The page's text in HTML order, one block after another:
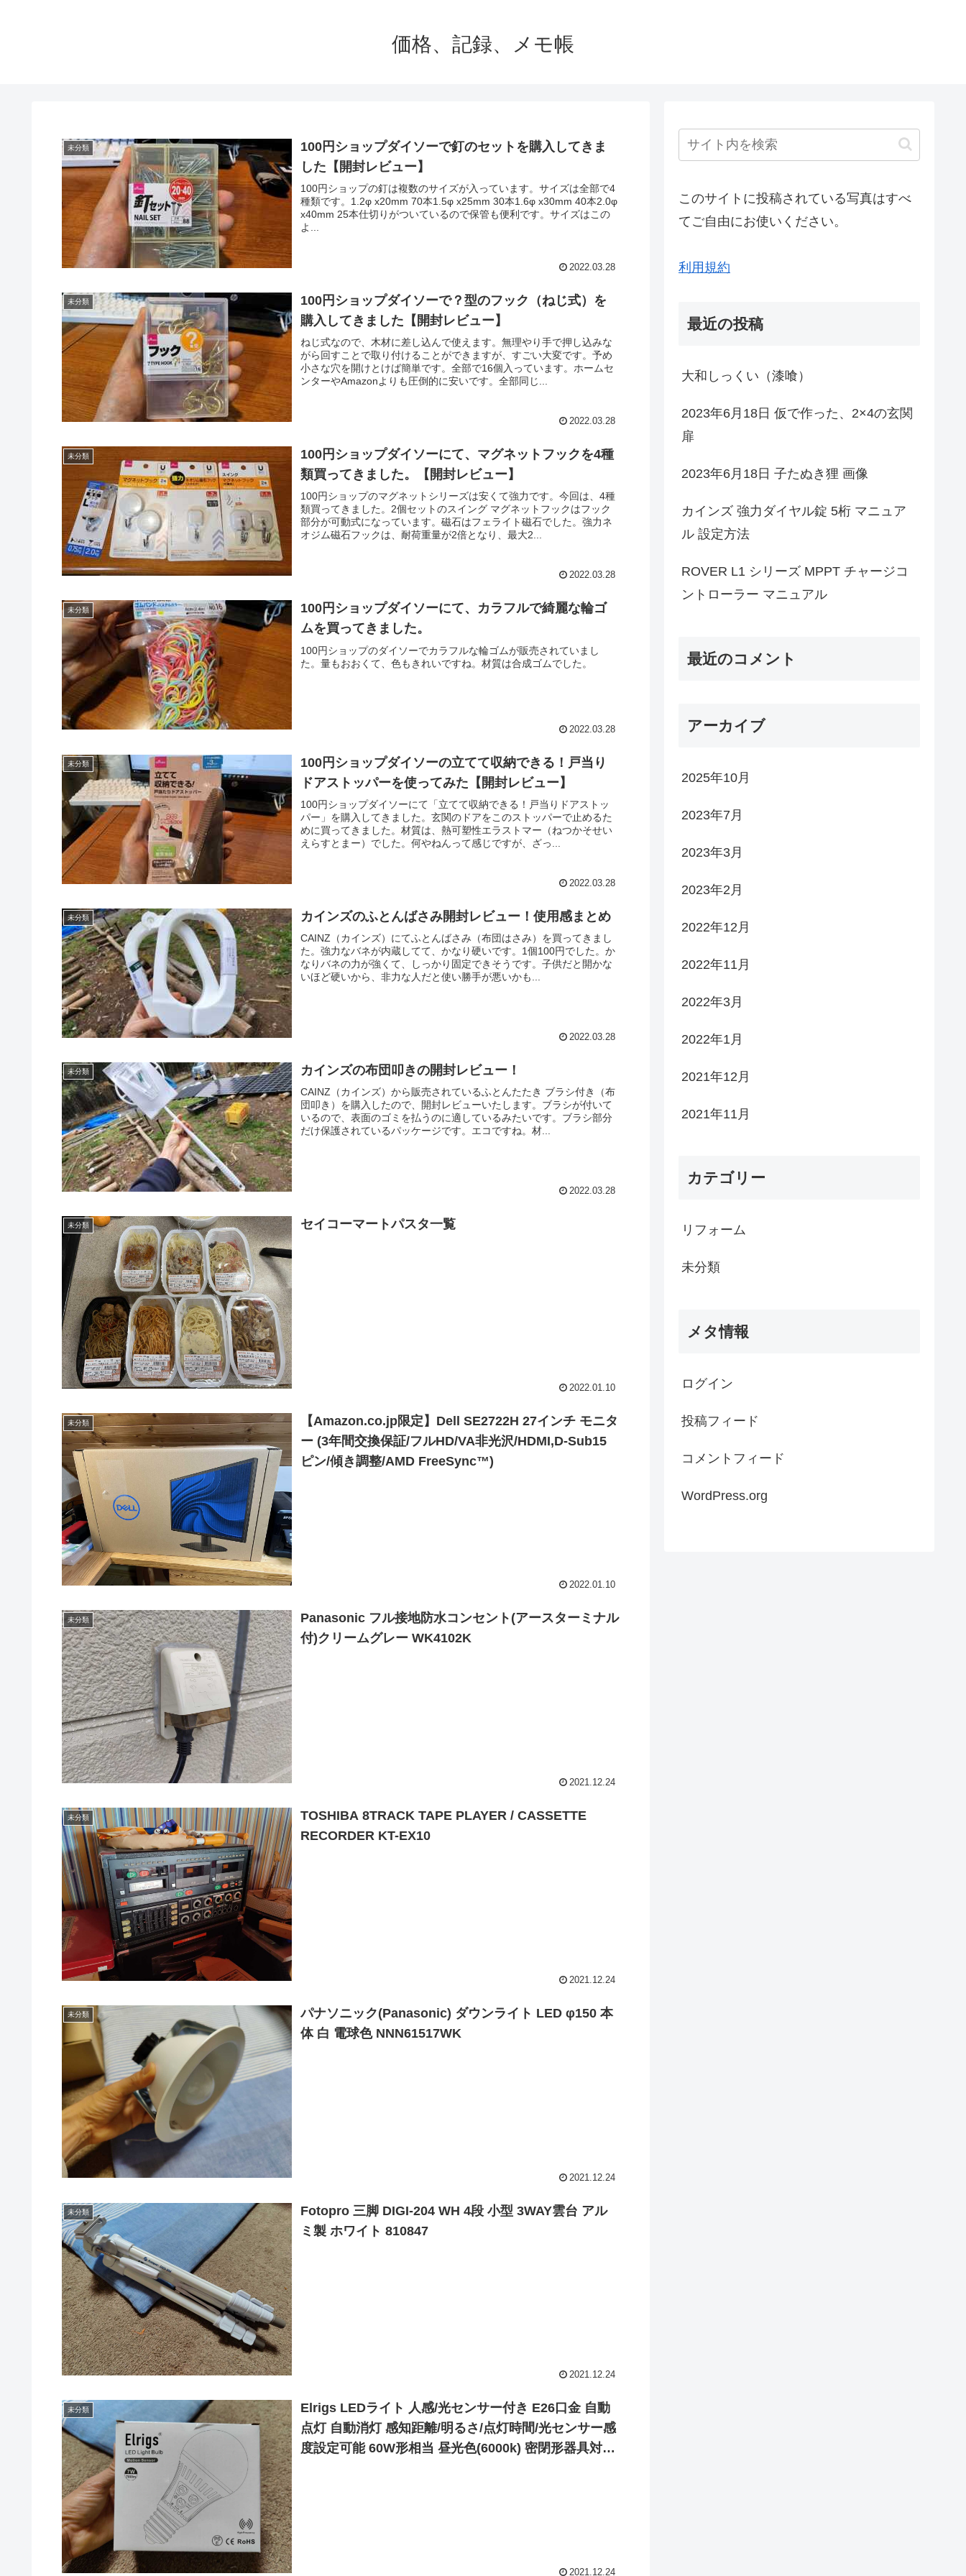
価格、記録、メモ帳
未分類
100円ショップダイソーで釘のセットを購入してきま
した【開封レビュー】
100円ショップの釘は複数のサイズが入っています。サイズは全部で4
種類です。1.2φ x20mm 70本1.5φ x25mm 30本1.6φ x30mm 40本2.0φ
x40mm 25本仕切りがついているので保管も便利です。サイズはこの
よ...
2022.03.28
未分類
100円ショップダイソーで？型のフック（ねじ式）を
購入してきました【開封レビュー】
ねじ式なので、木材に差し込んで使えます。無理やり手で押し込みな
がら回すことで取り付けることができますが、すごい大変です。予め
小さな穴を開けとけば簡単です。全部で16個入っています。ホームセ
ンターやAmazonよりも圧倒的に安いです。全部同じ...
2022.03.28
未分類
100円ショップダイソーにて、マグネットフックを4種
類買ってきました。【開封レビュー】
100円ショップのマグネットシリーズは安くて強力です。今回は、4種
類買ってきました。2個セットのスイング マグネットフックはフック
部分が可動式になっています。磁石はフェライト磁石でした。強力ネ
オジム磁石フックは、耐荷重量が2倍となり、最大2...
2022.03.28
未分類
100円ショップダイソーにて、カラフルで綺麗な輪ゴ
ムを買ってきました。
100円ショップのダイソーでカラフルな輪ゴムが販売されていまし
た。量もおおくて、色もきれいですね。材質は合成ゴムでした。
2022.03.28
未分類
100円ショップダイソーの立てて収納できる！戸当り
ドアストッパーを使ってみた【開封レビュー】
100円ショップダイソーにて「立てて収納できる！戸当りドアストッ
パー」を購入してきました。玄関のドアをこのストッパーで止めるた
めに買ってきました。材質は、熱可塑性エラストマー（ねつかそせい
えらすとまー）でした。何やねんって感じですが、ざっ...
2022.03.28
未分類 カインズのふとんばさみ開封レビュー！使用感まとめ
CAINZ（カインズ）にてふとんばさみ（布団はさみ）を買ってきまし
た。強力なバネが内蔵してて、かなり硬いです。1個100円でした。か
なりバネの力が強くて、しっかり固定できそうです。子供だと開かな
いほど硬いから、非力な人だと使い勝手が悪いかも...
2022.03.28
未分類 カインズの布団叩きの開封レビュー！
CAINZ（カインズ）から販売されているふとんたたき ブラシ付き（布
団叩き）を購入したので、開封レビューいたします。ブラシが付いて
いるので、表面のゴミを払うのに適しているみたいです。ブラシ部分
だけ保護されているパッケージです。エコですね。材...
2022.03.28
未分類 セイコーマートパスタ一覧
2022.01.10
未分類
【Amazon.co.jp限定】Dell SE2722H 27インチ モニタ
ー (3年間交換保証/フルHD/VA非光沢/HDMI,D-Sub15
ピン/傾き調整/AMD FreeSync™)
2022.01.10
未分類
Panasonic フル接地防水コンセント(アースターミナル
付)クリームグレー WK4102K
2021.12.24
未分類
TOSHIBA 8TRACK TAPE PLAYER / CASSETTE
RECORDER KT-EX10
2021.12.24
未分類
パナソニック(Panasonic) ダウンライト LED φ150 本
体 白 電球色 NNN61517WK
2021.12.24
未分類
Fotopro 三脚 DIGI-204 WH 4段 小型 3WAY雲台 アル
ミ製 ホワイト 810847
2021.12.24
未分類
Elrigs LEDライト 人感/光センサー付き E26口金 自動
点灯 自動消灯 感知距離/明るさ/点灯時間/光センサー感
度設定可能 60W形相当 昼光色(6000k) 密閉形器具対応
2021.12.24
このサイトに投稿されている写真はすべ
てご自由にお使いください。
利用規約
最近の投稿
大和しっくい（漆喰）
2023年6月18日 仮で作った、2×4の玄関
扉
2023年6月18日 子たぬき狸 画像
カインズ 強力ダイヤル錠 5桁 マニュア
ル 設定方法
ROVER L1 シリーズ MPPT チャージコ
ントローラー マニュアル
最近のコメント
アーカイブ
2025年10月
2023年7月
2023年3月
2023年2月
2022年12月
2022年11月
2022年3月
2022年1月
2021年12月
2021年11月
カテゴリー
リフォーム
未分類
メタ情報
ログイン
投稿フィード
コメントフィード
WordPress.org